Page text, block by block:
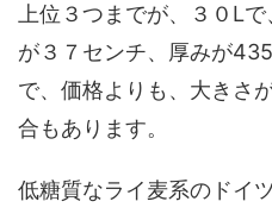
上位３つまでが、３０L
が３７センチ、厚みが
で、価格よりも、大きさ
合もあります。
低糖質なライ麦系のドイ